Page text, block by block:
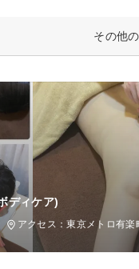
その他
ディケア)
アクセス：東京メトロ有